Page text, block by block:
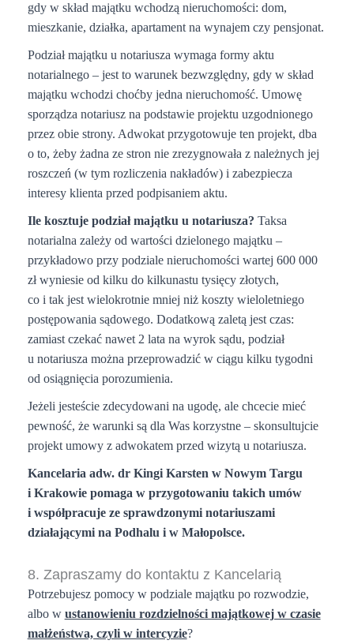
gdy w skład majątku wchodzą nieruchomości: dom,
mieszkanie, działka, apartament na wynajem czy pensjonat.
Podział majątku u notariusza wymaga formy aktu
notarialnego – jest to warunek bezwzględny, gdy w skład
majątku wchodzi choćby jedna nieruchomość. Umowę
sporządza notariusz na podstawie projektu uzgodnionego
przez obie strony. Adwokat przygotowuje ten projekt, dba
o to, żeby żadna ze stron nie zrezygnowała z należnych jej
roszczeń (w tym rozliczenia nakładów) i zabezpiecza
interesy klienta przed podpisaniem aktu.
Ile kosztuje podział majątku u notariusza? Taksa
notarialna zależy od wartości dzielonego majątku –
przykładowo przy podziale nieruchomości wartej 600 000
zł wyniesie od kilku do kilkunastu tysięcy złotych,
co i tak jest wielokrotnie mniej niż koszty wieloletniego
postępowania sądowego. Dodatkową zaletą jest czas:
zamiast czekać nawet 2 lata na wyrok sądu, podział
u notariusza można przeprowadzić w ciągu kilku tygodni
od osiągnięcia porozumienia.
Jeżeli jesteście zdecydowani na ugodę, ale chcecie mieć
pewność, że warunki są dla Was korzystne – skonsultujcie
projekt umowy z adwokatem przed wizytą u notariusza.
Kancelaria adw. dr Kingi Karsten w Nowym Targu
i Krakowie pomaga w przygotowaniu takich umów
i współpracuje ze sprawdzonymi notariuszami
działającymi na Podhalu i w Małopolsce.
8. Zapraszamy do kontaktu z Kancelarią
Potrzebujesz pomocy w podziale majątku po rozwodzie,
albo w ustanowieniu rozdzielności majątkowej w czasie
małżeństwa, czyli w intercyzie?